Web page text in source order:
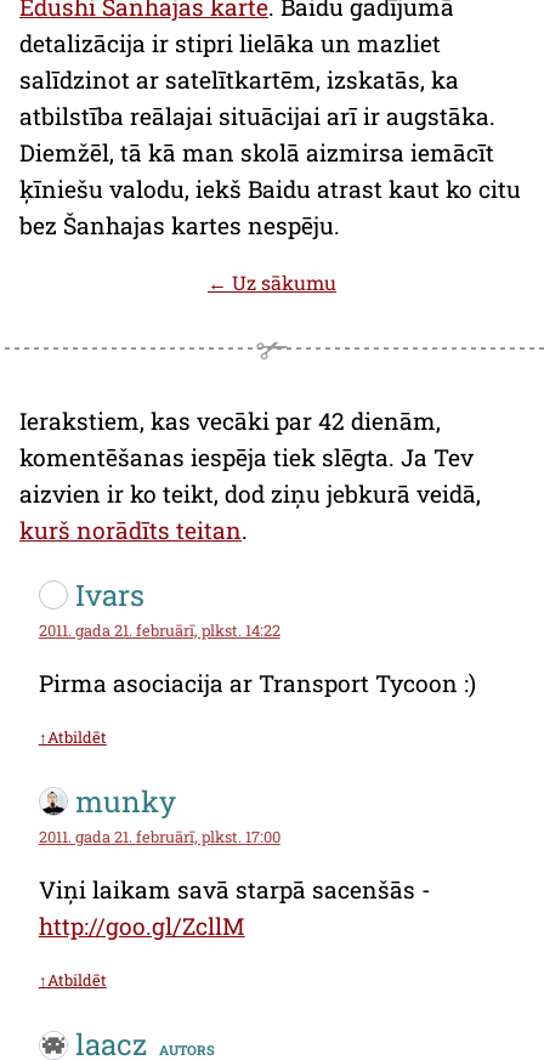
Edushi Šanhajas karte. Baidu gadījumā
detalizācija ir stipri lielāka un mazliet
salīdzinot ar satelītkartēm, izskatās, ka
atbilstība reālajai situācijai arī ir augstāka.
Diemžēl, tā kā man skolā aizmirsa iemācīt
ķīniešu valodu, iekš Baidu atrast kaut ko citu
bez Šanhajas kartes nespēju.
← Uz sākumu
Ierakstiem, kas vecāki par 42 dienām,
komentēšanas iespēja tiek slēgta. Ja Tev
aizvien ir ko teikt, dod ziņu jebkurā veidā,
kurš norādīts teitan.
Ivars
2011. gada 21. februārī, plkst. 14:22
Pirma asociacija ar Transport Tycoon :)
↑Atbildēt
munky
2011. gada 21. februārī, plkst. 17:00
Viņi laikam savā starpā sacenšās -
http://goo.gl/ZcllM
↑Atbildēt
laacz autors